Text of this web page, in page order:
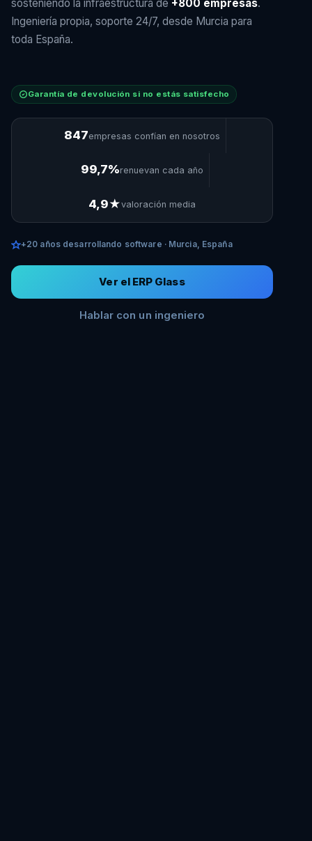
sosteniendo la infraestructura de +800 empresas.
Ingeniería propia, soporte 24/7, desde Murcia para
toda España.
Garantía de devolución si no estás satisfecho
847empresas confían en nosotros
99,7%renuevan cada año
4,9★valoración media
+20 años desarrollando software · Murcia, España
Ver el ERP Glass
Hablar con un ingeniero